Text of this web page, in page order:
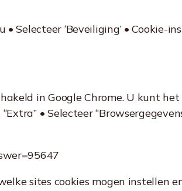
Selecteer ‘Beveiliging’ • Cookie-
in Google Chrome. U kunt
• Selecteer
sites cookies mogen instellen